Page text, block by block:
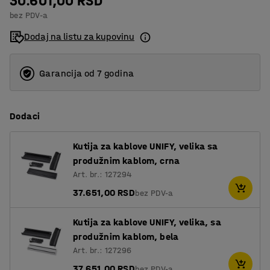
bez PDV-a
Dodaj na listu za kupovinu
Garancija od 7 godina
Dodaci
Kutija za kablove UNIFY, velika sa
produžnim kablom, crna
Art. br.: 127294
37.651,00 RSDbez PDV-a
Kutija za kablove UNIFY, velika, sa
produžnim kablom, bela
Art. br.: 127296